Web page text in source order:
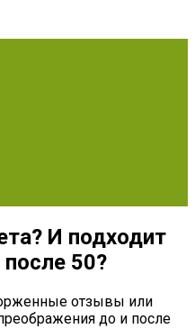
И подходит
50?
отзывы или
до и после